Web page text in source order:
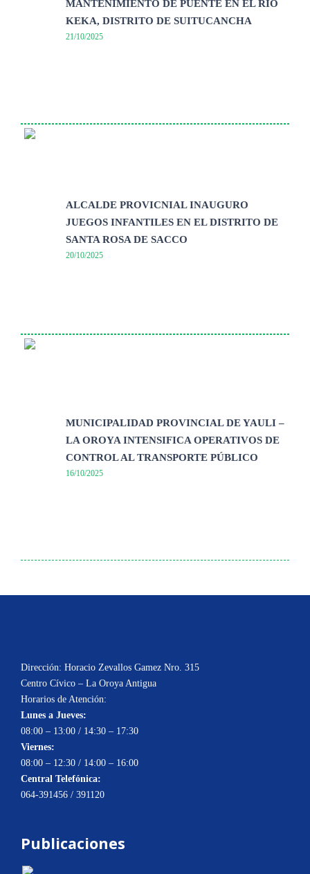
MANTENIMIENTO DE PUENTE EN EL RIO
KEKA, DISTRITO DE SUITUCANCHA
21/10/2025
ALCALDE PROVICNIAL INAUGURO
JUEGOS INFANTILES EN EL DISTRITO DE
SANTA ROSA DE SACCO
20/10/2025
MUNICIPALIDAD PROVINCIAL DE YAULI –
LA OROYA INTENSIFICA OPERATIVOS DE
CONTROL AL TRANSPORTE PÚBLICO
16/10/2025
Dirección: Horacio Zevallos Gamez Nro. 315
Centro Cívico – La Oroya Antigua
Horarios de Atención:
Lunes a Jueves:
08:00 – 13:00 / 14:30 – 17:30
Viernes:
08:00 – 12:30 / 14:00 – 16:00
Central Telefónica:
064-391456 / 391120
Publicaciones